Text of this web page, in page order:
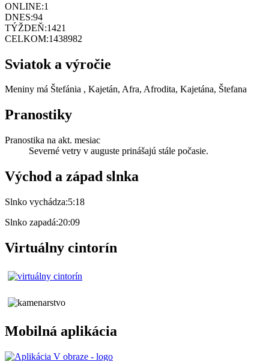
ONLINE:1
DNES:94
TÝŽDEŇ:1421
CELKOM:1438982
Sviatok a výročie
Meniny má Štefánia , Kajetán, Afra, Afrodita, Kajetána, Štefana
Pranostiky
Pranostika na akt. mesiac
Severné vetry v auguste prinášajú stále počasie.
Východ a západ slnka
Slnko vychádza:5:18
Slnko zapadá:20:09
Virtuálny cintorín
Mobilná aplikácia